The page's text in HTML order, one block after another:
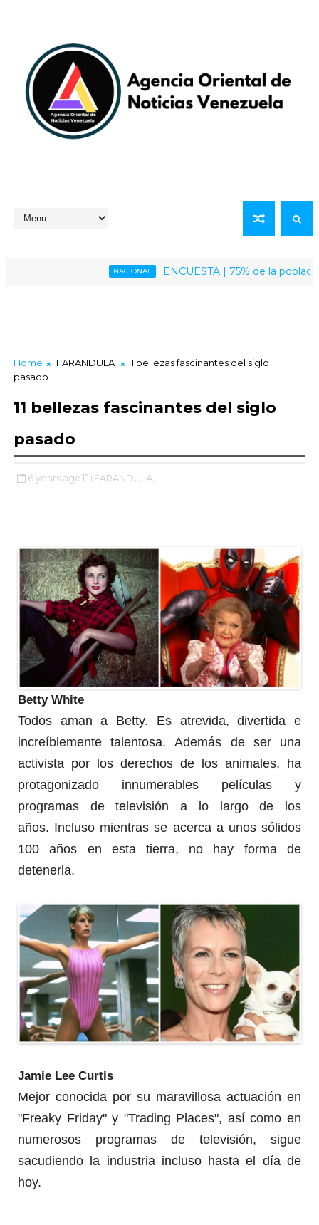
ENCUESTA | 75% de la población
Home FARANDULA
11 bellezas fascinantes del siglo
pasado
11 bellezas fascinantes del siglo
pasado
6 years ago FARANDULA,
Betty White
Todos aman a Betty. Es atrevida, divertida e
increíblemente talentosa.Además de ser una
activista por los derechos de los animales, ha
protagonizado innumerables películas y
programas de televisión a lo largo de los
años. Incluso mientras se acerca a unos sólidos
100 años en esta tierra, no hay forma de
detenerla.
Jamie Lee Curtis
Mejor conocida por su maravillosa actuación en
"Freaky Friday" y "Trading Places", así como en
numerosos programas de televisión, sigue
sacudiendo la industria incluso hasta el día de
hoy.